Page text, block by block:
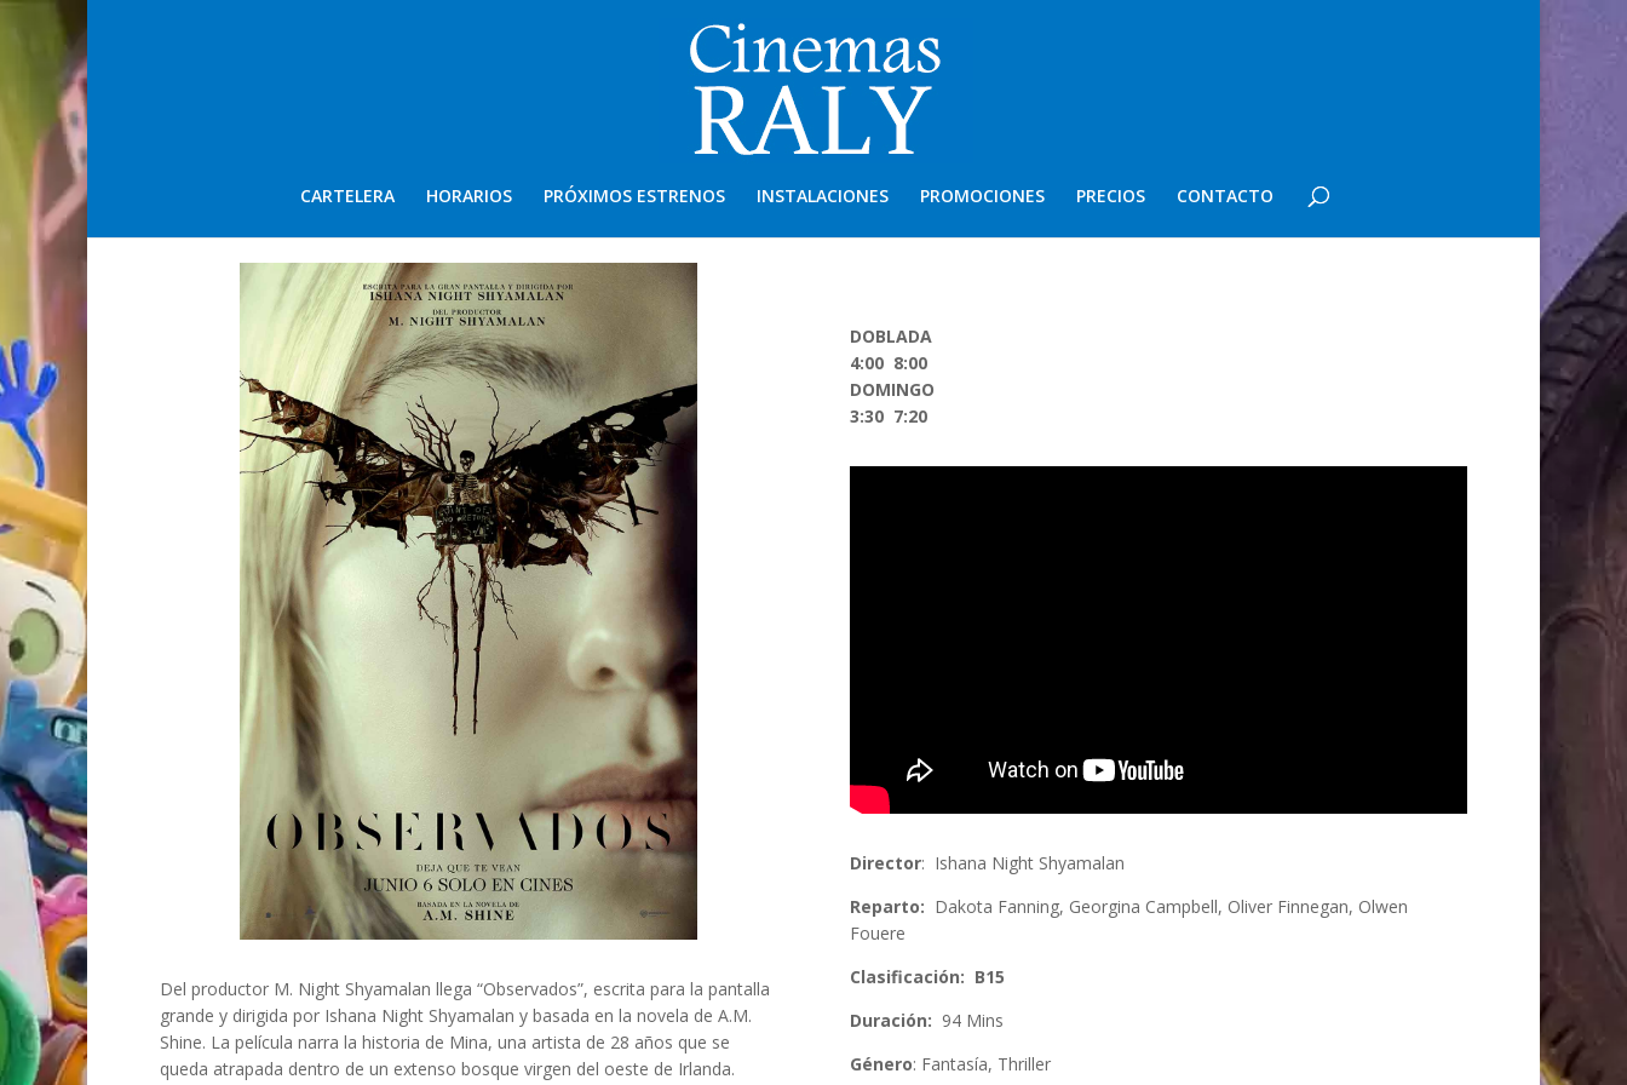
CARTELERA HORARIOS PRÓXIMOS ESTRENOS INSTALACIONES PROMOCIONES PRECIOS CONTACTO
Del productor M. Night Shyamalan llega “Observados”, escrita para la pantalla
grande y dirigida por Ishana Night Shyamalan y basada en la novela de A.M.
Shine. La película narra la historia de Mina, una artista de 28 años que se
queda atrapada dentro de un extenso bosque virgen del oeste de Irlanda.
DOBLADA
4:00 8:00
DOMINGO
3:30 7:20
Director: Ishana Night Shyamalan
Reparto: Dakota Fanning, Georgina Campbell, Oliver Finnegan, Olwen
Fouere
Clasificación: B15
Duración: 94 Mins
Género: Fantasía, Thriller